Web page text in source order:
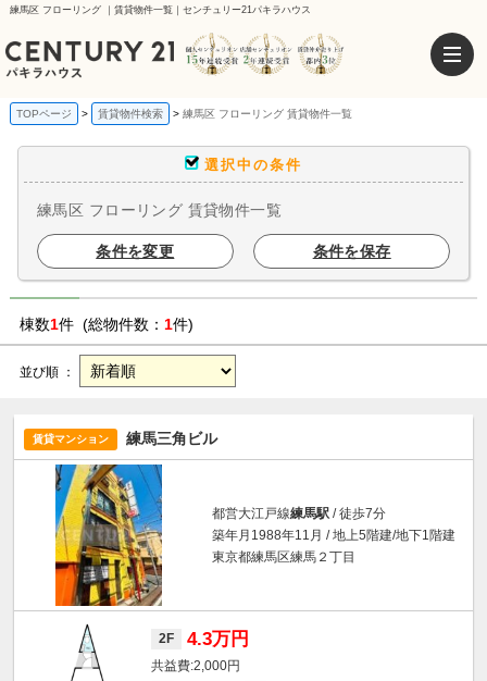
練馬区 フローリング ｜賃貸物件一覧｜センチュリー21パキラハウス
TOPページ 賃貸物件検索 練馬区 フローリング 賃貸物件一覧
選択中の条件
練馬区 フローリング 賃貸物件一覧
条件を変更 条件を保存
棟数1件 (総物件数： 1件)
並び順 ：
賃貸マンション 練馬三角ビル
都営大江戸線練馬駅 / 徒歩7分
築年月1988年11月 / 地上5階建/地下1階建
東京都練馬区練馬２丁目
2F 4.3万円
2,000円